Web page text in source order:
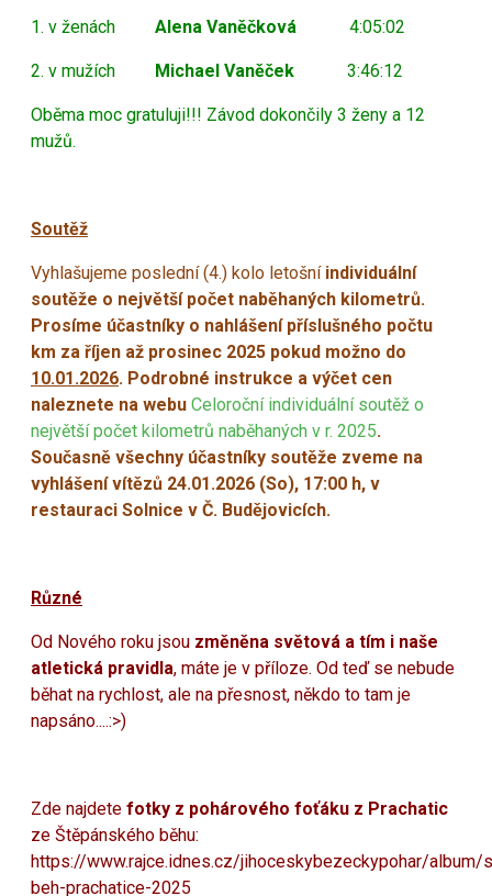
1. v ženách Alena Vaněčková 4:05:02
2. v mužích Michael Vaněček 3:46:12
Oběma moc gratuluji!!! Závod dokončily 3 ženy a 12
mužů.
Soutěž
Vyhlašujeme poslední (4.) kolo letošní individuální
soutěže o největší počet naběhaných kilometrů.
Prosíme účastníky o nahlášení příslušného počtu
km za říjen až prosinec 2025 pokud možno do
10.01.2026. Podrobné instrukce a výčet cen
naleznete na webu Celoroční individuální soutěž o
největší počet kilometrů naběhaných v r. 2025.
Současně všechny účastníky soutěže zveme na
vyhlášení vítězů 24.01.2026 (So), 17:00 h, v
restauraci Solnice v Č. Budějovicích.
Různé
Od Nového roku jsou změněna světová a tím i naše
atletická pravidla, máte je v příloze. Od teď se nebude
běhat na rychlost, ale na přesnost, někdo to tam je
napsáno....:>)
Zde najdete fotky z pohárového foťáku z Prachatic
ze Štěpánského běhu:
https://www.rajce.idnes.cz/jihoceskybezeckypohar/album/
beh-prachatice-2025